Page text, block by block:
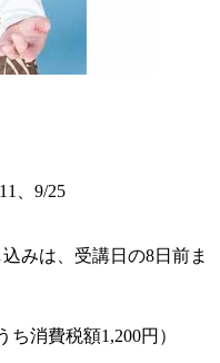
、9/25
みは、受講日の8日前ま
ち消費税額1,200円）